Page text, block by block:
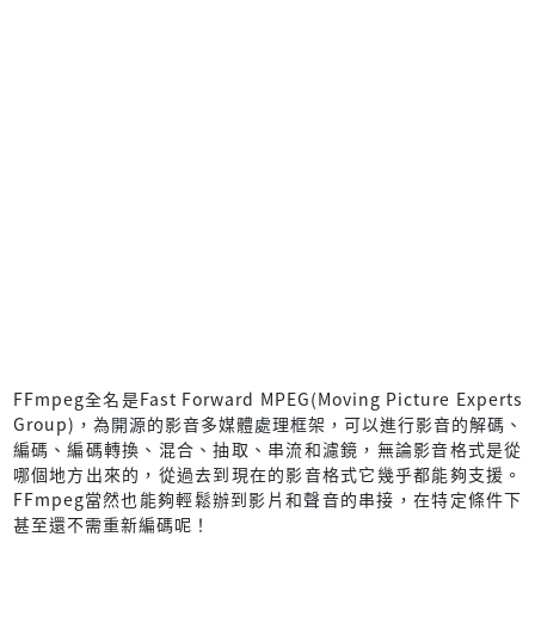
FFmpeg全名是Fast Forward MPEG(Moving Picture Experts
Group)，為開源的影音多媒體處理框架，可以進行影音的解碼、
編碼、編碼轉換、混合、抽取、串流和濾鏡，無論影音格式是從
哪個地方出來的，從過去到現在的影音格式它幾乎都能夠支援。
FFmpeg當然也能夠輕鬆辦到影片和聲音的串接，在特定條件下
甚至還不需重新編碼呢！